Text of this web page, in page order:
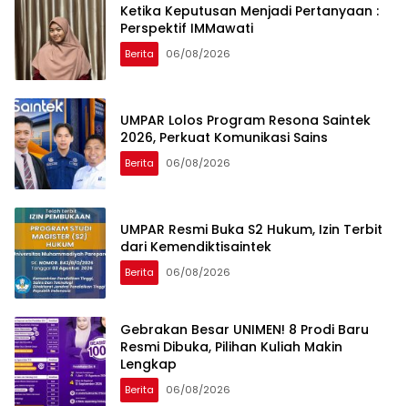
Ketika Keputusan Menjadi Pertanyaan :
Perspektif IMMawati
Berita 06/08/2026
UMPAR Lolos Program Resona Saintek
2026, Perkuat Komunikasi Sains
Berita 06/08/2026
UMPAR Resmi Buka S2 Hukum, Izin Terbit
dari Kemendiktisaintek
Berita 06/08/2026
Gebrakan Besar UNIMEN! 8 Prodi Baru
Resmi Dibuka, Pilihan Kuliah Makin
Lengkap
Berita 06/08/2026